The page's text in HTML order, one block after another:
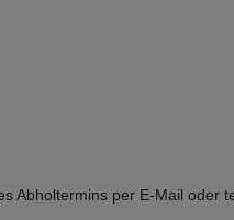
Abholtermins per E-Mail oder